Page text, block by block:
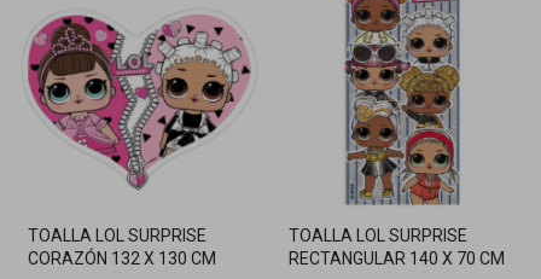
TOALLA LOL SURPRISE
CORAZÓN 132 X 130 CM
TOALLA LOL SURPRISE
RECTANGULAR 140 X 70 CM